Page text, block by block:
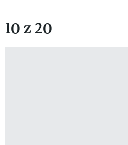
10 z 20